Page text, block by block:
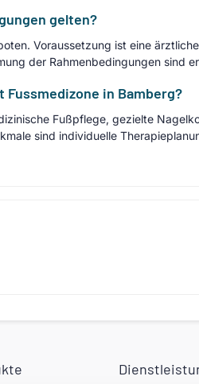
gelten?
Voraussetzung ist eine
der Rahmenbedingungen sind
in Bamberg?
Fußpflege, gezielte
sind individuelle